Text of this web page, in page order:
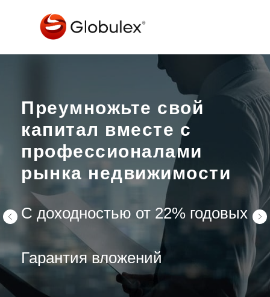
Группа компаний
Globulex
Объединение
разнопрофильных компаний
Преумножьте свой
капитал вместе с
профессионалами
рынка недвижимости
С доходностью от 22% годовых
Гарантия вложений